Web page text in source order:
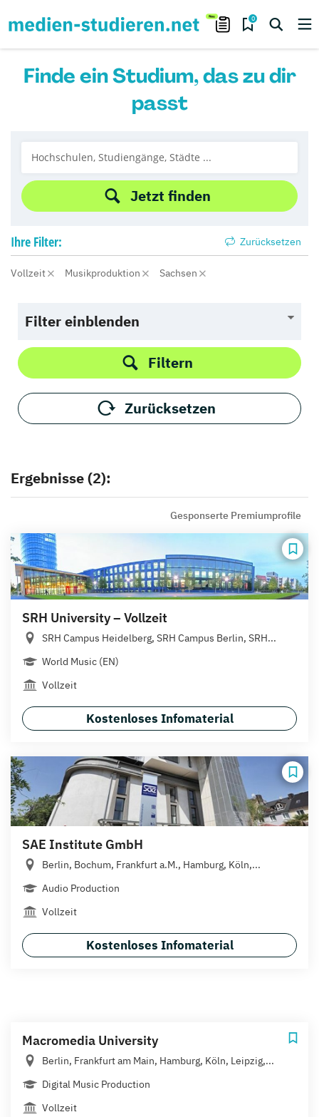
0
Finde ein Studium, das zu dir
passt
Jetzt finden
Ihre Filter: Zurücksetzen
Vollzeit Musikproduktion Sachsen
Filter einblenden
Filtern
Zurücksetzen
Ergebnisse (2):
Gesponserte Premiumprofile
SRH University – Vollzeit
SRH Campus Heidelberg, SRH Campus Berlin, SRH...
World Music (EN)
Vollzeit
Kostenloses Infomaterial
SAE Institute GmbH
Berlin, Bochum, Frankfurt a.M., Hamburg, Köln,...
Audio Production
Vollzeit
Kostenloses Infomaterial
Macromedia University
Berlin, Frankfurt am Main, Hamburg, Köln, Leipzig,...
Digital Music Production
Vollzeit